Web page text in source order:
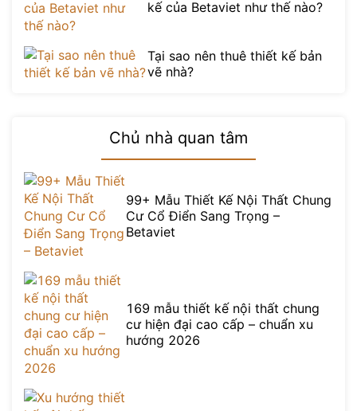
kế của Betaviet như thế nào?
Tại sao nên thuê thiết kế bản
vẽ nhà?
Chủ nhà quan tâm
99+ Mẫu Thiết Kế Nội Thất Chung
Cư Cổ Điển Sang Trọng –
Betaviet
169 mẫu thiết kế nội thất chung
cư hiện đại cao cấp – chuẩn xu
hướng 2026